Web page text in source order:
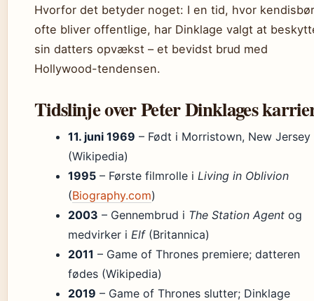
Hvorfor det betyder noget: I en tid, hvor
ofte bliver offentlige, har Dinklage valgt at
sin datters opvækst – et bevidst brud med
Hollywood-tendensen.
Tidslinje over Peter Dinklages
11. juni 1969 – Født i Morristown, New Jersey
(Wikipedia)
1995 – Første filmrolle i Living in Oblivion
(Biography.com)
2003 – Gennembrud i The Station Agent og
medvirker i Elf(Britannica)
2011 – Game of Thrones premiere; datteren
fødes (Wikipedia)
2019 – Game of Thrones slutter; Dinklage